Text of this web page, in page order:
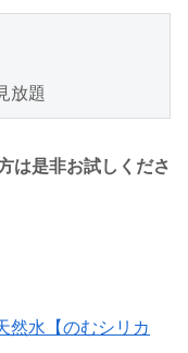
放題
は是非お試しくださ
然水【のむシリカ